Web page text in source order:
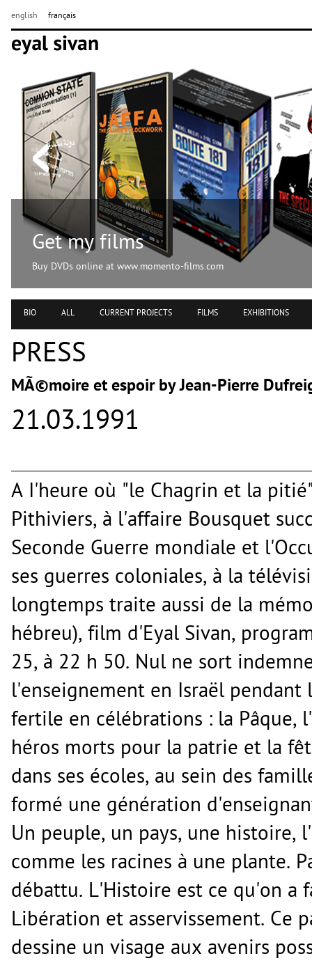
english français
Get my films
Buy DVDs online at www.momento-films.com
BIO ALL CURRENT PROJECTS FILMS EXHIBITIONS
PRESS
MÃ©moire et espoir by Jean-Pierre
21.03.1991
A I'heure où "le Chagrin et la
Pithiviers, à l'affaire Bousquet
Seconde Guerre mondiale et
ses guerres coloniales, à la
longtemps traite aussi de la
hébreu), film d'Eyal Sivan,
25, à 22 h 50. Nul ne sort
l'enseignement en Israël
fertile en célébrations : la Pâque,
héros morts pour la patrie et la
dans ses écoles, au sein des
formé une génération
Un peuple, un pays, une histoire,
comme les racines à une plante.
débattu. L'Histoire est ce qu'on a
Libération et asservissement. Ce
dessine un visage aux avenirs